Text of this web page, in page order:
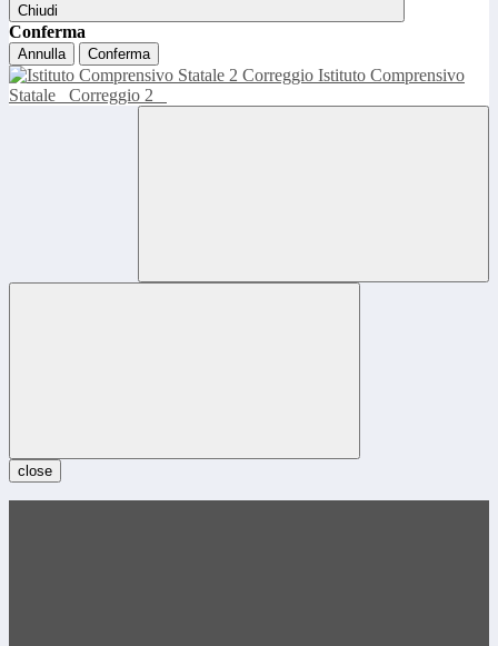
Chiudi
Conferma
Annulla Conferma
Istituto Comprensivo
Statale
Correggio 2
close